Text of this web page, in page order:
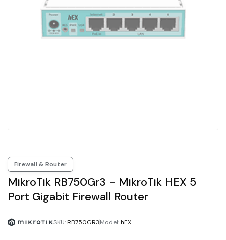
Firewall & Router
MikroTik RB750Gr3 - MikroTik HEX 5
Port Gigabit Firewall Router
SKU:RB750GR3Model:hEX